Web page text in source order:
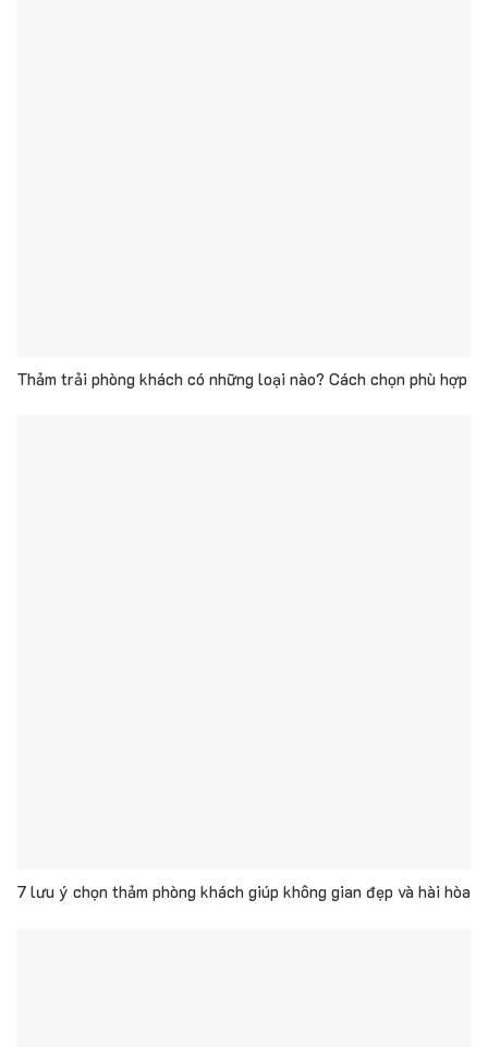
Thảm trải phòng khách có những loại nào? Cách chọn phù hợp
7 lưu ý chọn thảm phòng khách giúp không gian đẹp và hài hòa